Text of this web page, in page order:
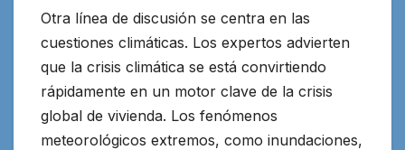
Otra línea de discusión se centra en las
cuestiones climáticas. Los expertos advierten
que la crisis climática se está convirtiendo
rápidamente en un motor clave de la crisis
global de vivienda. Los fenómenos
meteorológicos extremos, como inundaciones,